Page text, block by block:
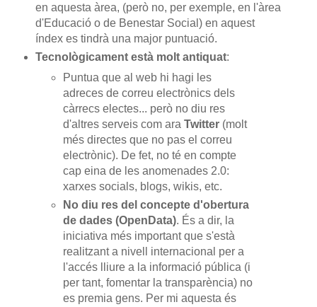
en aquesta àrea, (però no, per exemple, en l'àrea
d'Educació o de Benestar Social) en aquest
índex es tindrà una major puntuació.
Tecnològicament està molt antiquat:
Puntua que al web hi hagi les
adreces de correu electrònics dels
càrrecs electes... però no diu res
d'altres serveis com araTwitter (molt
més directes que no pas el correu
electrònic). De fet, no té en compte
cap eina de les anomenades 2.0:
xarxes socials, blogs, wikis, etc.
No diu res del concepte d'obertura
de dades (OpenData). És a dir, la
iniciativa més important que s'està
realitzant a nivell internacional per a
l'accés lliure a la informació pública (i
per tant, fomentar la transparència) no
es premia gens. Per mi aquesta és